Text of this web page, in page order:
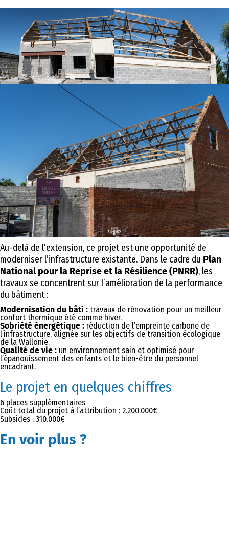
Au-delà de l’extension, ce projet est une opportunité de
moderniser l’infrastructure existante. Dans le cadre du Plan
National pour la Reprise et la Résilience (PNRR), les
travaux se concentrent sur l’amélioration de la performance
du bâtiment :
Modernisation du bâti : travaux de rénovation pour un meilleur
confort thermique été comme hiver.
Sobriété énergétique : réduction de l’empreinte carbone de
l’infrastructure, alignée sur les objectifs de transition écologique
de la Wallonie.
Qualité de vie : un environnement sain et optimisé pour
l’épanouissement des enfants et le bien-être du personnel
encadrant.
Le projet en quelques chiffres
6 places supplémentaires
Coût total du projet à l’attribution : 2.200.000€
Subsides : 310.000€
En voir plus ?